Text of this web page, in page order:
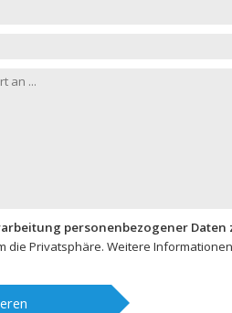
personenbezogener Daten
die Privatsphäre. Weitere Informationen